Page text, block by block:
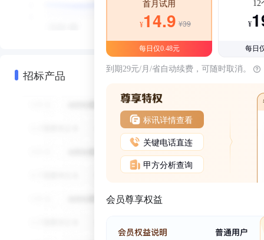
招标产品
首月试用
¥14.9 ¥39
每日仅0.48元
12
¥
每日
到期29元/月/省自动续费，可随时取消。
标讯详情查看
关键电话直连
甲方分析查询
会员尊享权益